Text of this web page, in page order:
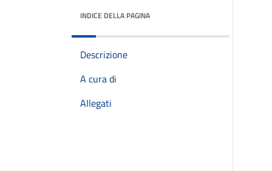
INDICE DELLA PAGINA
Descrizione
A cura di
Allegati